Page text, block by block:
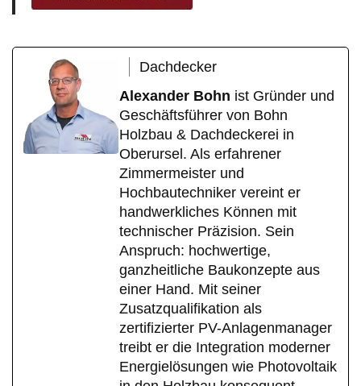
Dachdecker
Alexander Bohn ist Gründer und
Geschäftsführer von Bohn
Holzbau & Dachdeckerei in
Oberursel. Als erfahrener
Zimmermeister und
Hochbautechniker vereint er
handwerkliches Können mit
technischer Präzision. Sein
Anspruch: hochwertige,
ganzheitliche Baukonzepte aus
einer Hand. Mit seiner
Zusatzqualifikation als
zertifizierter PV-Anlagenmanager
treibt er die Integration moderner
Energielösungen wie Photovoltaik